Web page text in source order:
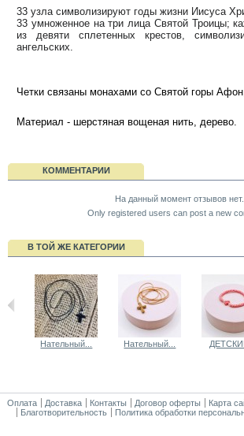
33 узла символизируют годы жизни Иисуса
33 умноженное на три лица Святой Троицы;
из девяти сплетенных крестов,
ангельских.
Четки связаны монахами со Святой горы
Материал - шерстяная вощеная нить, дерево.
КОММЕНТАРИИ
На данный момент отзывов нет.
Only registered users can post a new
В ТОЙ ЖЕ КАТЕГОРИИ
Нательный... Нательный...
Оплата Доставка Контакты Договор оферты Карта
Благотворительность
Политика обработки